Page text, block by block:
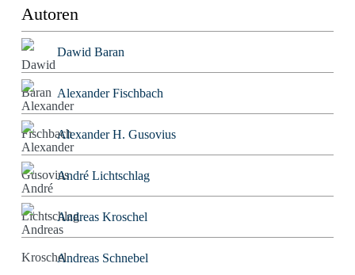
Autoren
Dawid Baran
Alexander Fischbach
Alexander H. Gusovius
André Lichtschlag
Andreas Kroschel
Andreas Schnebel